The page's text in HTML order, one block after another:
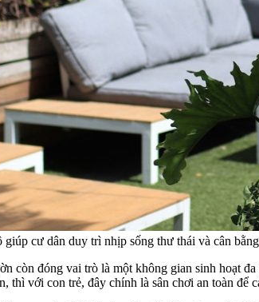
giúp cư dân duy trì nhịp sống thư thái và cân
còn đóng vai trò là một không gian sinh hoạt
thì với con trẻ, đây chính là sân chơi an toàn để